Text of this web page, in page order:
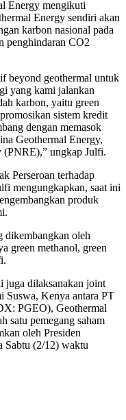
Energy mengikuti
Energy sendiri akan
karbon nasional pada
penghindaran CO2
beyond geothermal untuk
yang kami jalankan
karbon, yaitu green
sistem kredit
dengan memasok
Geothermal Energy,
(PNRE),” ungkap Julfi.
Perseroan terhadap
mengungkapkan, saat ini
produk
dikembangkan oleh
green methanol, green
juga dilaksanakan joint
Suswa, Kenya antara PT
PGEO), Geothermal
satu pemegang saham
oleh Presiden
(2/12) waktu